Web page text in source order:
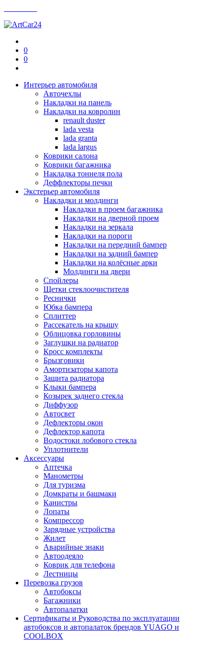
0
0
Интерьер автомобиля
Авточехлы
Накладки на панель
Накладки на ковролин
renault duster
lada vesta
lada granta
lada largus
Коврики салона
Коврики багажника
Накладка тоннеля пола
Деффлекторы печки
Экстерьер автомобиля
Накладки и молдинги
Накладки в проем багажника
Накладки на дверной проем
Накладки на зеркала
Накладки на пороги
Накладки на передний бампер
Накладки на задний бампер
Накладки на колёсные арки
Молдинги на двери
Спойлеры
Щетки стеклоочистителя
Реснички
Юбка бампера
Сплиттер
Рассекатель на крышу
Облицовка горловины
Заглушки на радиатор
Кросс комплекты
Брызговики
Амортизаторы капота
Защита радиатора
Клыки бампера
Козырек заднего стекла
Диффузор
Автосвет
Дефлекторы окон
Дефлектор капота
Водостоки лобового стекла
Уплотнители
Аксессуары
Аптечка
Манометры
Для туризма
Домкраты и башмаки
Канистры
Лопаты
Компрессор
Зарядные устройства
Жилет
Аварийные знаки
Автоодеяло
Коврик для телефона
Лестницы
Перевозка грузов
Автобоксы
Багажники
Автопалатки
Сертификаты и Руководства по эксплуатации
автобоксов и автопалаток брендов YUAGO и
COOLBOX